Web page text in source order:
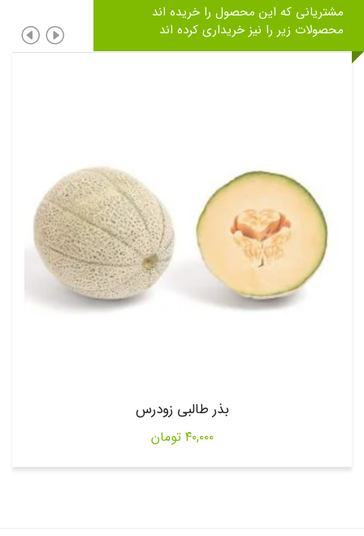
مشتریانی که این محصول را خریده اند
محصولات زیر را نیز خریداری کرده اند
بذر طالبی زودرس
۴۰,۰۰۰ تومان